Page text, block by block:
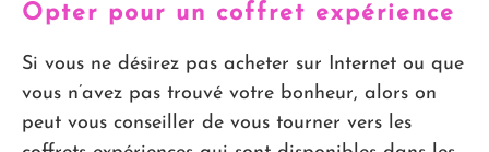
Opter pour un coffret expérience
Si vous ne désirez pas acheter sur Internet ou que
vous n’avez pas trouvé votre bonheur, alors on
peut vous conseiller de vous tourner vers les